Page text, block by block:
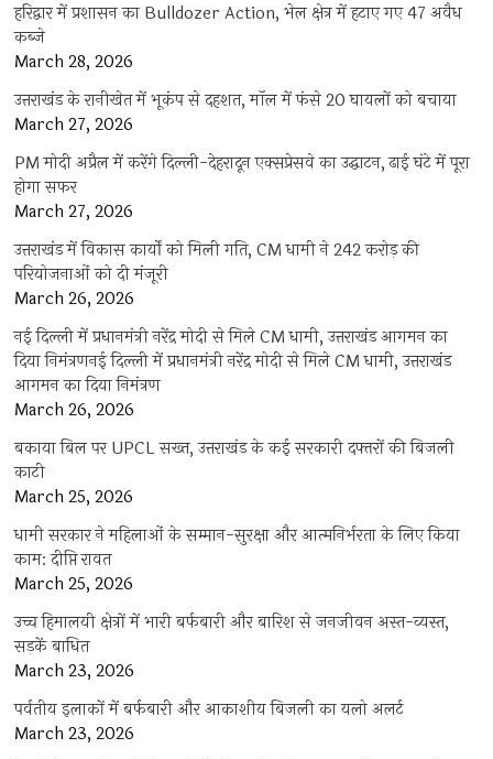
हरिद्वार में प्रशासन का Bulldozer Action, भेल क्षेत्र में हटाए गए 47 अवैध
कब्जे
March 28, 2026
उत्तराखंड के रानीखेत में भूकंप से दहशत, मॉल में फंसे 20 घायलों को बचाया
March 27, 2026
PM मोदी अप्रैल में करेंगे दिल्ली-देहरादून एक्सप्रेसवे का उद्घाटन, ढाई घंटे में पूरा
होगा सफर
March 27, 2026
उत्तराखंड में विकास कार्यों को मिली गति, CM धामी ने 242 करोड़ की
परियोजनाओं को दी मंजूरी
March 26, 2026
नई दिल्ली में प्रधानमंत्री नरेंद्र मोदी से मिले CM धामी, उत्तराखंड आगमन का
दिया निमंत्रणनई दिल्ली में प्रधानमंत्री नरेंद्र मोदी से मिले CM धामी, उत्तराखंड
आगमन का दिया निमंत्रण
March 26, 2026
बकाया बिल पर UPCL सख्त, उत्तराखंड के कई सरकारी दफ्तरों की बिजली
काटी
March 25, 2026
धामी सरकार ने महिलाओं के सम्मान-सुरक्षा और आत्मनिर्भरता के लिए किया
काम: दीप्ति रावत
March 25, 2026
उच्च हिमालयी क्षेत्रों में भारी बर्फबारी और बारिश से जनजीवन अस्त-व्यस्त,
सड़कें बाधित
March 23, 2026
पर्वतीय इलाकों में बर्फबारी और आकाशीय बिजली का यलो अलर्ट
March 23, 2026